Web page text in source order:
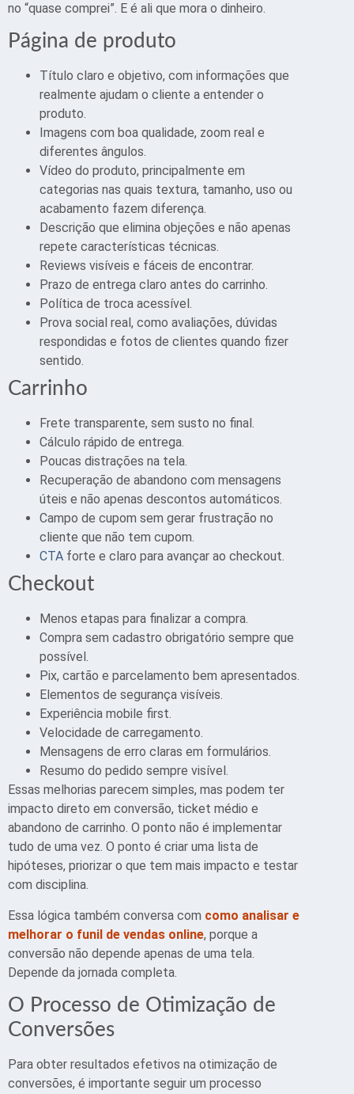
no “quase comprei”. E é ali que mora o dinheiro.
Página de produto
Título claro e objetivo, com informações que
realmente ajudam o cliente a entender o
produto.
Imagens com boa qualidade, zoom real e
diferentes ângulos.
Vídeo do produto, principalmente em
categorias nas quais textura, tamanho, uso ou
acabamento fazem diferença.
Descrição que elimina objeções e não apenas
repete características técnicas.
Reviews visíveis e fáceis de encontrar.
Prazo de entrega claro antes do carrinho.
Política de troca acessível.
Prova social real, como avaliações, dúvidas
respondidas e fotos de clientes quando fizer
sentido.
Carrinho
Frete transparente, sem susto no final.
Cálculo rápido de entrega.
Poucas distrações na tela.
Recuperação de abandono com mensagens
úteis e não apenas descontos automáticos.
Campo de cupom sem gerar frustração no
cliente que não tem cupom.
CTA forte e claro para avançar ao checkout.
Checkout
Menos etapas para finalizar a compra.
Compra sem cadastro obrigatório sempre que
possível.
Pix, cartão e parcelamento bem apresentados.
Elementos de segurança visíveis.
Experiência mobile first.
Velocidade de carregamento.
Mensagens de erro claras em formulários.
Resumo do pedido sempre visível.
Essas melhorias parecem simples, mas podem ter
impacto direto em conversão, ticket médio e
abandono de carrinho. O ponto não é implementar
tudo de uma vez. O ponto é criar uma lista de
hipóteses, priorizar o que tem mais impacto e testar
com disciplina.
Essa lógica também conversa com como analisar e
melhorar o funil de vendas online, porque a
conversão não depende apenas de uma tela.
Depende da jornada completa.
O Processo de Otimização de
Conversões
Para obter resultados efetivos na otimização de
conversões, é importante seguir um processo